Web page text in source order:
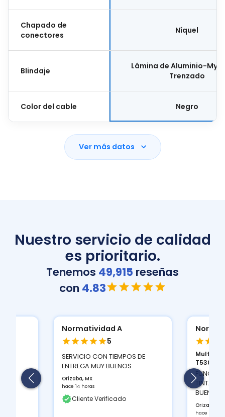
Chapado de
conectores
Níquel
Blindaje
Lámina de Aluminio-
Trenzado
Color del cable Negro
Ver más datos
Nuestro servicio de calidad
es prioritario.
Tenemos 49,915 reseñas
con 4.83
Normatividad A
5
SERVICIO CON TIEMPOS DE
ENTREGA MUY BUENOS
Orizaba, MX
hace 14 horas
Cliente Verificado
T530D...
TINTAS
BUEN
Orizaba,
hace 14